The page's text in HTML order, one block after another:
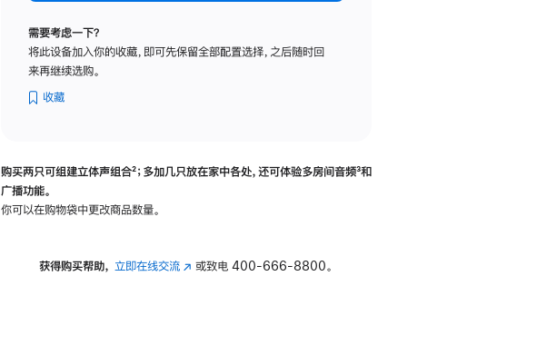
需要考虑一下？
将此设备加入你的收藏，即可先保留全部配置选择，之后随时回
来再继续选购。
收藏
购买两只可组建立体声组合脚
²；多加几只放在家中各处，还可体验多‍房‍间音频脚
³和
广播功能。
你可以在购物袋中更改商品数量。
获得购买帮助， 立即在线交流(在 或致电 400-666-8800。